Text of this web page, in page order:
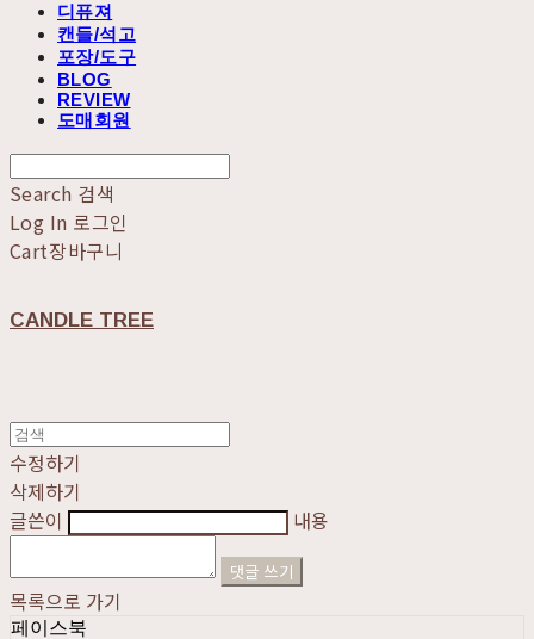
디퓨져
캔들/석고
포장/도구
BLOG
REVIEW
도매회원
Search 검색
Log In 로그인
Cart장바구니
CANDLE TREE
수정하기
삭제하기
글쓴이
내용
댓글 쓰기
목록으로 가기
페이스북